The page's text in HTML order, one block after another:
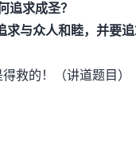
追求成圣？
求与众人和睦，并要
救的！（讲道题目）